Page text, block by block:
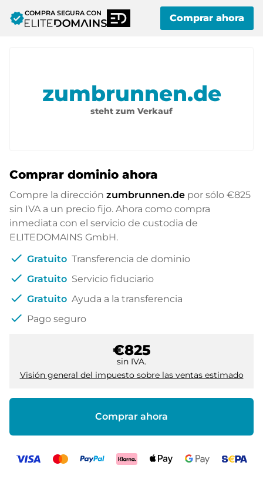
verifiedCOMPRA SEGURA CON Comprar ahora
zumbrunnen.de
steht zum Verkauf
Comprar dominio ahora
Compre la dirección zumbrunnen.de por sólo €825
sin IVA a un precio fijo. Ahora como compra
inmediata con el servicio de custodia de
ELITEDOMAINS GmbH.
check Gratuito Transferencia de dominio
check Gratuito Servicio fiduciario
check Gratuito Ayuda a la transferencia
check Pago seguro
€825
sin IVA.
Visión general del impuesto sobre las ventas estimado
Comprar ahora